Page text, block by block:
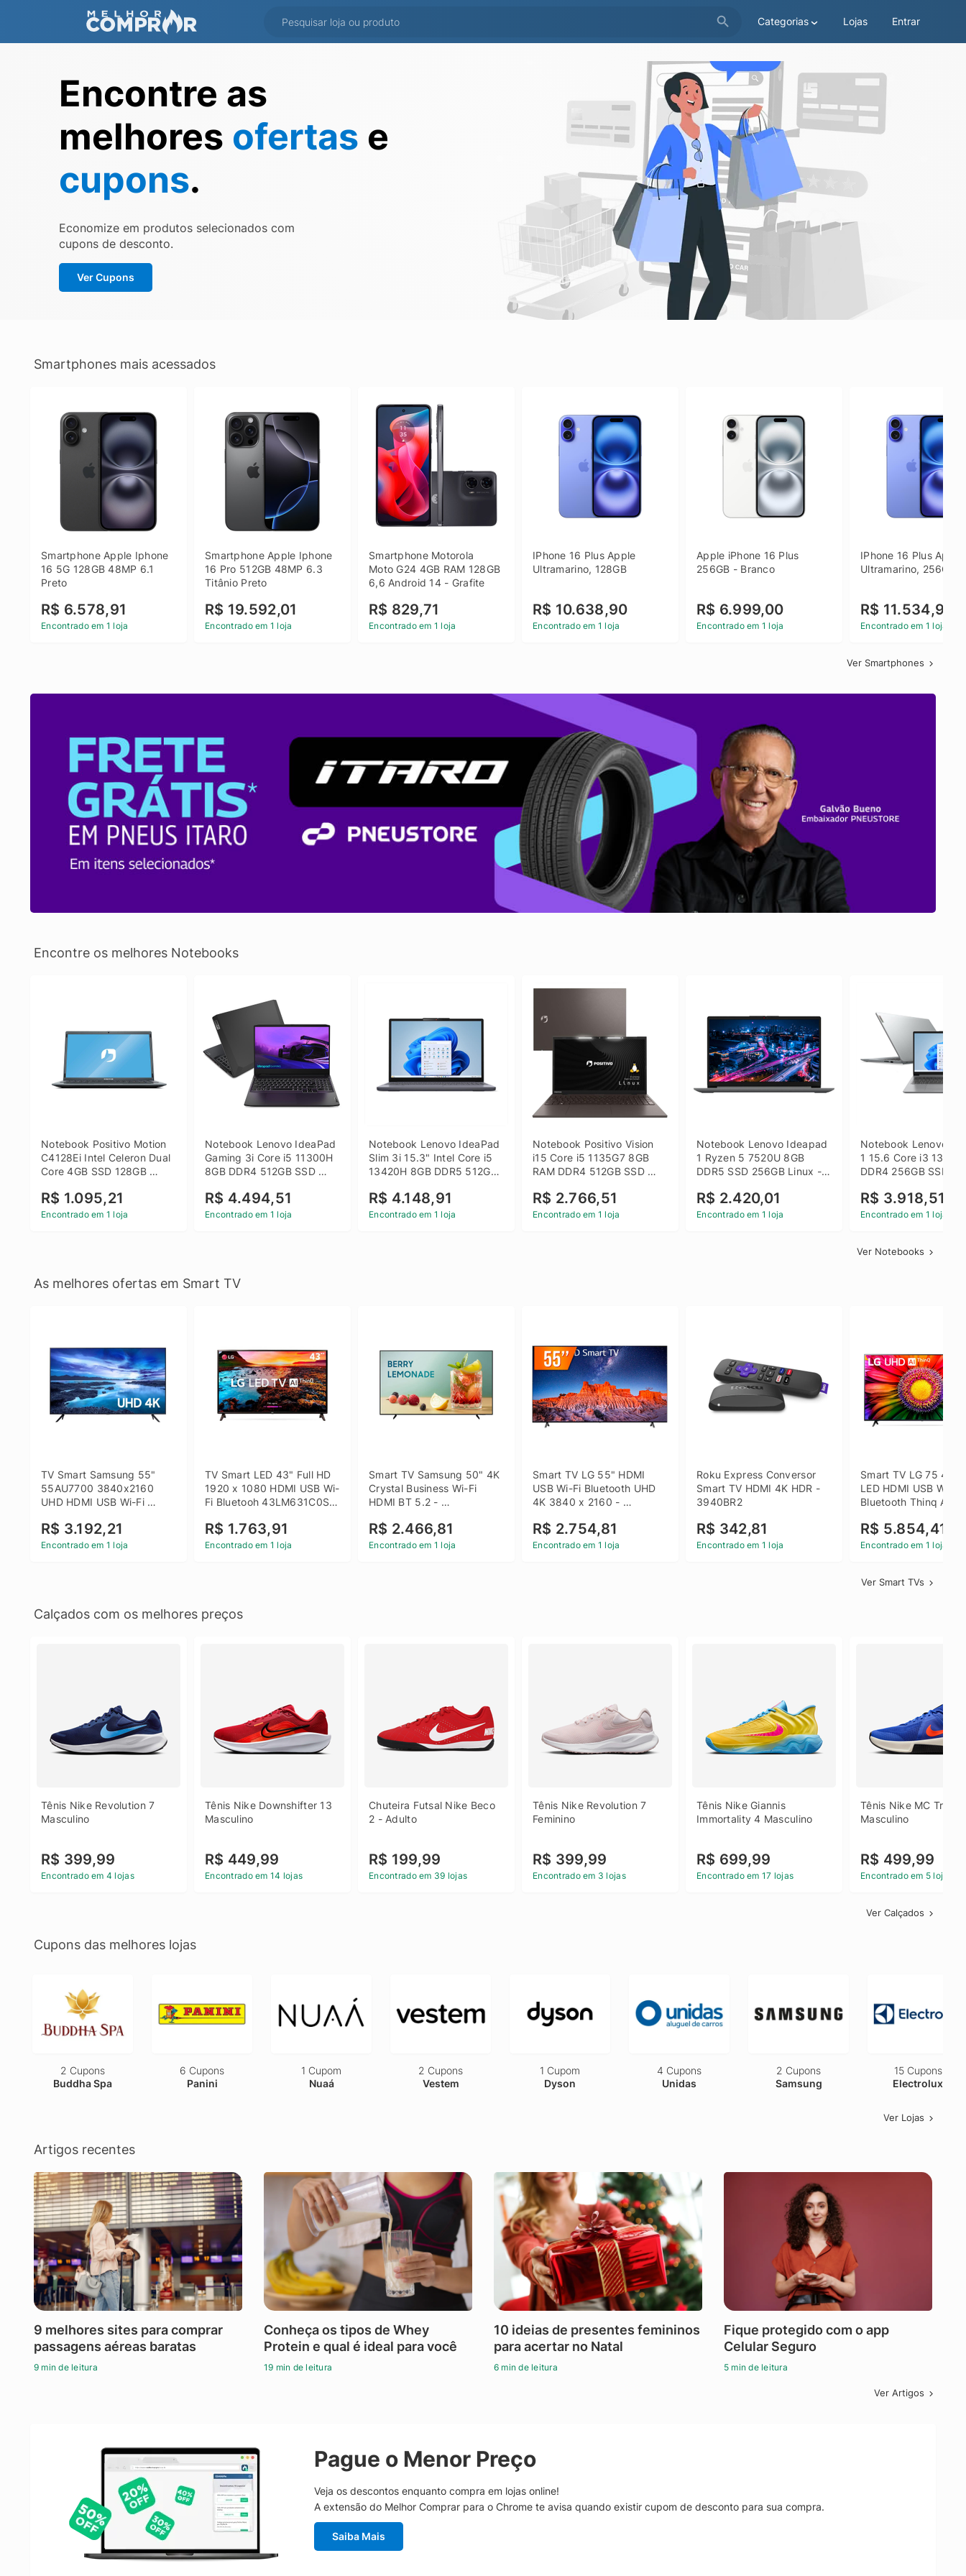
Categorias Lojas Entrar
Encontre as
melhores ofertas e
cupons.
Economize em produtos selecionados com
cupons de desconto.
Ver Cupons
Smartphones mais acessados
Smartphone Apple Iphone
16 5G 128GB 48MP 6.1
Preto
R$ 6.578,91
Encontrado em 1 loja
Smartphone Apple Iphone
16 Pro 512GB 48MP 6.3
Titânio Preto
R$ 19.592,01
Encontrado em 1 loja
Smartphone Motorola
Moto G24 4GB RAM 128GB
6,6 Android 14 - Grafite
R$ 829,71
Encontrado em 1 loja
IPhone 16 Plus Apple
Ultramarino, 128GB
R$ 10.638,90
Encontrado em 1 loja
Apple iPhone 16 Plus
256GB - Branco
R$ 6.999,00
Encontrado em 1 loja
IPhone 16 Plus Apple
Ultramarino, 256GB
R$ 11.534,90
Encontrado em 1 loja
Ver Smartphones
Encontre os melhores Notebooks
Notebook Positivo Motion
C4128Ei Intel Celeron Dual
Core 4GB SSD 128GB
R$ 1.095,21
Encontrado em 1 loja
Notebook Lenovo IdeaPad
Gaming 3i Core i5 11300H
8GB DDR4 512GB SSD
Linux - Preto
R$ 4.494,51
Encontrado em 1 loja
Notebook Lenovo IdeaPad
Slim 3i 15.3" Intel Core i5
13420H 8GB DDR5 512GB
R$ 4.148,91
Encontrado em 1 loja
Notebook Positivo Vision
i15 Core i5 1135G7 8GB
RAM DDR4 512GB SSD
R$ 2.766,51
Encontrado em 1 loja
Notebook Lenovo Ideapad
1 Ryzen 5 7520U 8GB
DDR5 SSD 256GB Linux -
R$ 2.420,01
Encontrado em 1 loja
Notebook Lenovo
1 15.6 Core i3 1315U
DDR4 256GB SSD
R$ 3.918,51
Encontrado em 1 loja
Ver Notebooks
As melhores ofertas em Smart TV
TV Smart Samsung 55"
55AU7700 3840x2160
UHD HDMI USB Wi-Fi
R$ 3.192,21
Encontrado em 1 loja
TV Smart LED 43" Full HD
1920 x 1080 HDMI USB Wi-
Fi Bluetooh 43LM631C0SB
R$ 1.763,91
Encontrado em 1 loja
Smart TV Samsung 50" 4K
Crystal Business Wi-Fi
HDMI BT 5.2 -
R$ 2.466,81
Encontrado em 1 loja
Smart TV LG 55" HDMI
USB Wi-Fi Bluetooth UHD
4K 3840 x 2160 -
R$ 2.754,81
Encontrado em 1 loja
Roku Express Conversor
Smart TV HDMI 4K HDR -
3940BR2
R$ 342,81
Encontrado em 1 loja
Smart TV LG 75 4K
LED HDMI USB Wi-Fi
Bluetooth Thinq AI -
R$ 5.854,41
Encontrado em 1 loja
Ver Smart TVs
Calçados com os melhores preços
Tênis Nike Revolution 7
Masculino
R$ 399,99
Encontrado em 4 lojas
Tênis Nike Downshifter 13
Masculino
R$ 449,99
Encontrado em 14 lojas
Chuteira Futsal Nike Beco
2 - Adulto
R$ 199,99
Encontrado em 39 lojas
Tênis Nike Revolution 7
Feminino
R$ 399,99
Encontrado em 3 lojas
Tênis Nike Giannis
Immortality 4 Masculino
R$ 699,99
Encontrado em 17 lojas
Tênis Nike MC
Masculino
R$ 499,99
Encontrado em 5 lojas
Ver Calçados
Cupons das melhores lojas
6 Cupons
Panini
1 Cupom
Nuaá
2 Cupons
Vestem
1 Cupom
Dyson
4 Cupons
Unidas
2 Cupons
Samsung
15 Cupons
Electrolux
Ver Lojas
Artigos recentes
9 melhores sites para comprar
passagens aéreas baratas
9 min de leitura
Conheça os tipos de Whey
Protein e qual é ideal para você
19 min de leitura
10 ideias de presentes femininos
para acertar no Natal
6 min de leitura
Fique protegido com o app
Celular Seguro
5 min de leitura
Ver Artigos
Pague o Menor Preço
Veja os descontos enquanto compra em lojas online!
A extensão do Melhor Comprar para o Chrome te avisa quando existir cupom de desconto para sua compra.
Saiba Mais